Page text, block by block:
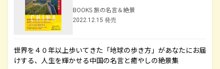
BOOKS 旅の名言＆絶景
2022.12.15 発売
世界を４０年以上歩いてきた「地球の歩き方」があなたにお届
けする、人生を輝かせる中国の名言と癒やしの絶景集